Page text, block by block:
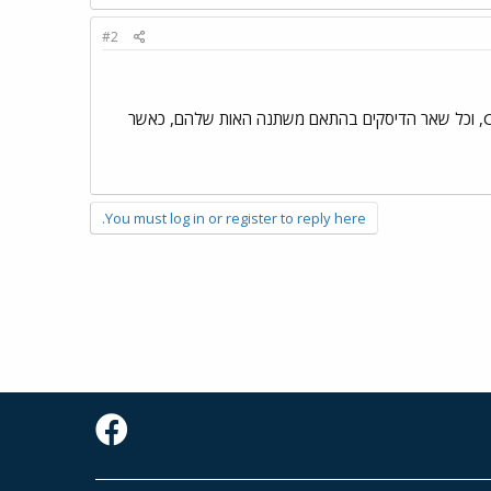
#2
תיקון הכוננים שהיו בשיטת NTFS הם C ו-G. כשאני כותב "הוא נכנס לכונן D" הכוונה שכונן שהיה D נקרא כעת C, וכל שאר הדיסקים בהתאם משתנה האות שלהם, כאשר
You must log in or register to reply here.